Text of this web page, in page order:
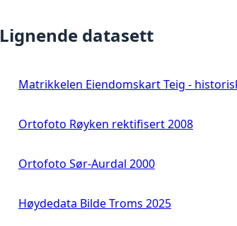
Lignende datasett
Matrikkelen Eiendomskart Teig -
Ortofoto Røyken rektifisert 2008
Ortofoto Sør-Aurdal 2000
Høydedata Bilde Troms 2025